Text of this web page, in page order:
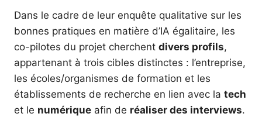
Dans le cadre de leur enquête qualitative sur les
bonnes pratiques en matière d’IA égalitaire, les
co-pilotes du projet cherchent divers profils,
appartenant à trois cibles distinctes : l’entreprise,
les écoles/organismes de formation et les
établissements de recherche en lien avec la tech
et le numérique afin de réaliser des interviews.